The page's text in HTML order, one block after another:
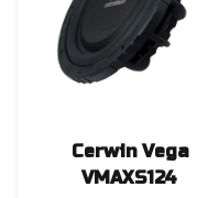
Cerwin Vega
VMAXS124